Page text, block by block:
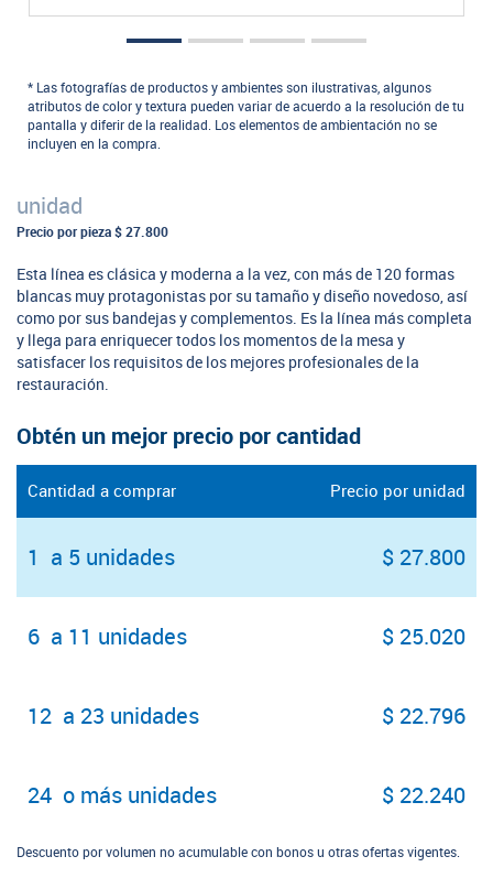
* Las fotografías de productos y ambientes son ilustrativas, algunos
atributos de color y textura pueden variar de acuerdo a la resolución de tu
pantalla y diferir de la realidad. Los elementos de ambientación no se
incluyen en la compra.
unidad
Precio por pieza $ 27.800
Esta línea es clásica y moderna a la vez, con más de 120 formas
blancas muy protagonistas por su tamaño y diseño novedoso, así
como por sus bandejas y complementos. Es la línea más completa
y llega para enriquecer todos los momentos de la mesa y
satisfacer los requisitos de los mejores profesionales de la
restauración.
Obtén un mejor precio por cantidad
Cantidad a comprar Precio por unidad
1 a 5 unidades $ 27.800
6 a 11 unidades $ 25.020
12 a 23 unidades $ 22.796
24 o más unidades $ 22.240
Descuento por volumen no acumulable con bonos u otras ofertas vigentes.